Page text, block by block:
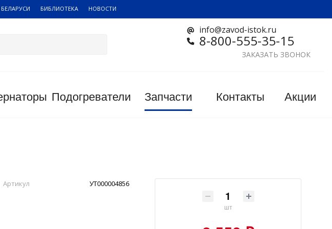
БИБЛИОТЕКА НОВОСТИ
info@zavod-istok.ru
8-800-555-35-15
ЗАКАЗАТЬ ЗВОНОК
Подогреватели Запчасти Контакты Акции
Артикул УТ000004856
шт